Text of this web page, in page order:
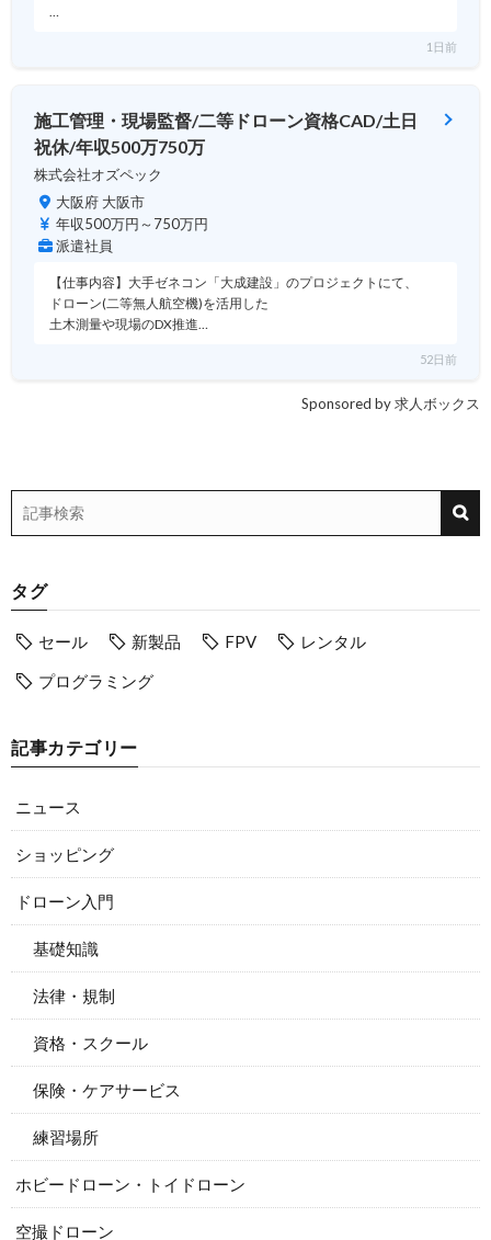
1日前
施工管理・現場監督/二等ドローン資格CAD/土日
祝休/年収500万750万
株式会社オズペック
大阪府 大阪市
年収500万円～750万円
派遣社員
【仕事内容】大手ゼネコン「大成建設」のプロジェクトにて、
ドローン(二等無人航空機)を活用した
土木測量や現場のDX推進…
52日前
Sponsored by 求人ボックス
タグ
セール 新製品 FPV
レンタル
プログラミング
記事カテゴリー
ニュース
ショッピング
ドローン入門
基礎知識
法律・規制
資格・スクール
保険・ケアサービス
練習場所
ホビードローン・トイドローン
空撮ドローン